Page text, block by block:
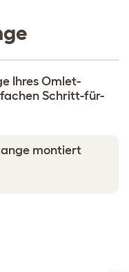
Ihres Omlet-
Schritt-für-
montiert